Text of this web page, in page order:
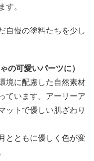
。
自慢の塗料たちを少し
の可愛いパーツに）
境に配慮した自然素材
ています。アーリーア
ットで優しい肌ざわり
とともに優しく色が変